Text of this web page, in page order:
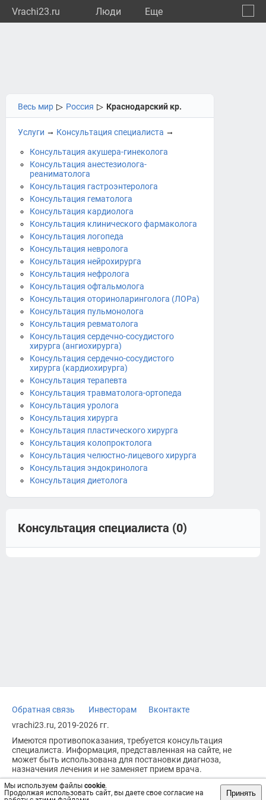
Vrachi23.ru Люди Eще
Мы используем файлы cookie.
Продолжая использовать сайт, вы даете свое согласие на
Принять
Весь мир ▷ Россия ▷ Краснодарский кр.
Услуги → Консультация специалиста →
Консультация акушера-гинеколога
Консультация анестезиолога-
реаниматолога
Консультация гастроэнтеролога
Консультация гематолога
Консультация кардиолога
Консультация клинического фармаколога
Консультация логопеда
Консультация невролога
Консультация нейрохирурга
Консультация нефролога
Консультация офтальмолога
Консультация оториноларинголога (ЛОРа)
Консультация пульмонолога
Консультация ревматолога
Консультация сердечно-сосудистого
хирурга (ангиохирурга)
Консультация сердечно-сосудистого
хирурга (кардиохирурга)
Консультация терапевта
Консультация травматолога-ортопеда
Консультация уролога
Консультация хирурга
Консультация пластического хирурга
Консультация колопроктолога
Консультация челюстно-лицевого хирурга
Консультация эндокринолога
Консультация диетолога
Консультация специалиста (0)
Обратная связь Инвесторам
Вконтакте
vrachi23.ru, 2019-2026 гг.
Имеются противопоказания, требуется консультация
специалиста. Информация, представленная на сайте, не
может быть использована для постановки диагноза,
назначения лечения и не заменяет прием врача.
Возрастное ограничение: 18+